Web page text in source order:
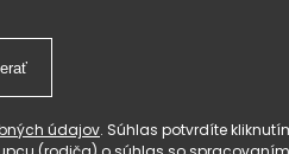
údajov. Súhlas potvrdíte